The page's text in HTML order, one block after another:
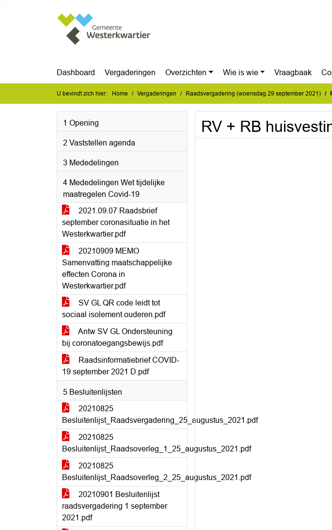
Dashboard Vergaderingen Overzichten Wie is wie Vraagbaak
U bevindt zich hier: Home Vergaderingen Raadsvergadering (woensdag 29 september 2021)
1 Opening
2 Vaststellen agenda
3 Mededelingen
4 Mededelingen Wet tijdelijke
maatregelen Covid-19
2021.09.07 Raadsbrief
september coronasituatie in het
Westerkwartier.pdf
20210909 MEMO
Samenvatting maatschappelijke
effecten Corona in
Westerkwartier.pdf
SV GL QR code leidt tot
sociaal isolement ouderen.pdf
Antw SV GL Ondersteuning
bij coronatoegangsbewijs.pdf
Raadsinformatiebrief COVID-
19 september 2021 D.pdf
5 Besluitenlijsten
20210825
Besluitenlijst_Raadsvergadering_25_augustus_2021.pdf
20210825
Besluitenlijst_Raadsoverleg_1_25_augustus_2021.pdf
20210825
Besluitenlijst_Raadsoverleg_2_25_augustus_2021.pdf
20210901 Besluitenlijst
raadsvergadering 1 september
2021.pdf
RV + RB